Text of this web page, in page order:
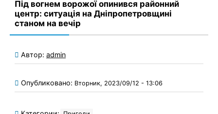
Під вогнем ворожої опинився районний
центр: ситуація на Дніпропетровщині
станом на вечір
Автор: admin
Опубликовано: Вторник, 2023/09/12 - 13:06